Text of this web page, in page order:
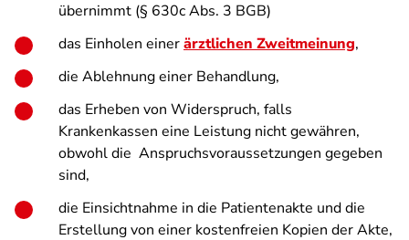
übernimmt (§ 630c Abs. 3 BGB)
das Einholen einerärztlichen Zweitmeinung,
die Ablehnung einer Behandlung,
das Erheben von Widerspruch, falls
Krankenkassen eine Leistung nicht gewähren,
obwohl die Anspruchsvoraussetzungen gegeben
sind,
die Einsichtnahme in die Patientenakte und die
Erstellung von einer kostenfreien Kopien der Akte,